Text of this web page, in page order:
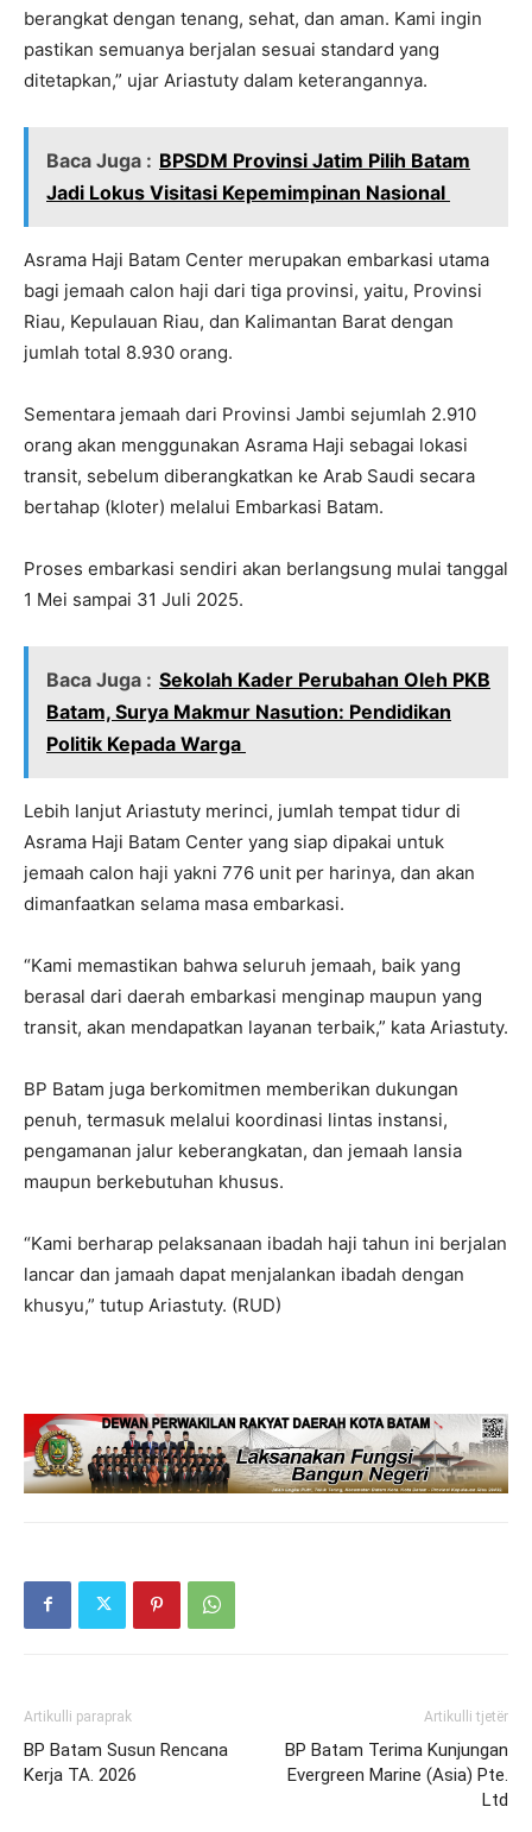
berangkat dengan tenang, sehat, dan aman. Kami ingin
pastikan semuanya berjalan sesuai standard yang
ditetapkan,” ujar Ariastuty dalam keterangannya.
Baca Juga : BPSDM Provinsi Jatim Pilih Batam
Jadi Lokus Visitasi Kepemimpinan Nasional
Asrama Haji Batam Center merupakan embarkasi utama
bagi jemaah calon haji dari tiga provinsi, yaitu, Provinsi
Riau, Kepulauan Riau, dan Kalimantan Barat dengan
jumlah total 8.930 orang.
Sementara jemaah dari Provinsi Jambi sejumlah 2.910
orang akan menggunakan Asrama Haji sebagai lokasi
transit, sebelum diberangkatkan ke Arab Saudi secara
bertahap (kloter) melalui Embarkasi Batam.
Proses embarkasi sendiri akan berlangsung mulai tanggal
1 Mei sampai 31 Juli 2025.
Baca Juga : Sekolah Kader Perubahan Oleh PKB
Batam, Surya Makmur Nasution: Pendidikan
Politik Kepada Warga
Lebih lanjut Ariastuty merinci, jumlah tempat tidur di
Asrama Haji Batam Center yang siap dipakai untuk
jemaah calon haji yakni 776 unit per harinya, dan akan
dimanfaatkan selama masa embarkasi.
“Kami memastikan bahwa seluruh jemaah, baik yang
berasal dari daerah embarkasi menginap maupun yang
transit, akan mendapatkan layanan terbaik,” kata Ariastuty.
BP Batam juga berkomitmen memberikan dukungan
penuh, termasuk melalui koordinasi lintas instansi,
pengamanan jalur keberangkatan, dan jemaah lansia
maupun berkebutuhan khusus.
“Kami berharap pelaksanaan ibadah haji tahun ini berjalan
lancar dan jamaah dapat menjalankan ibadah dengan
khusyu,” tutup Ariastuty. (RUD)
Artikulli paraprak
BP Batam Susun Rencana
Kerja TA. 2026
Artikulli tjetër
BP Batam Terima Kunjungan
Evergreen Marine (Asia) Pte.
Ltd